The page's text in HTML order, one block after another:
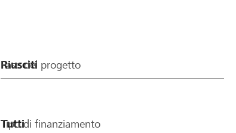
Fase del progetto
Tipo di finanziamento